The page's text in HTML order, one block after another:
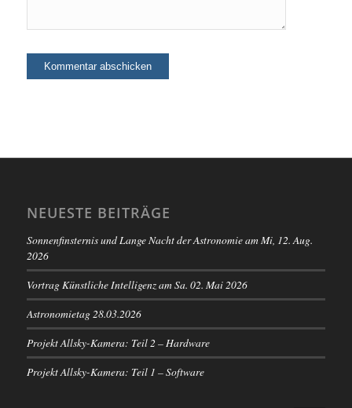
NEUESTE BEITRÄGE
Sonnenfinsternis und Lange Nacht der Astronomie am Mi, 12. Aug.
2026
Vortrag Künstliche Intelligenz am Sa. 02. Mai 2026
Astronomietag 28.03.2026
Projekt Allsky-Kamera: Teil 2 – Hardware
Projekt Allsky-Kamera: Teil 1 – Software